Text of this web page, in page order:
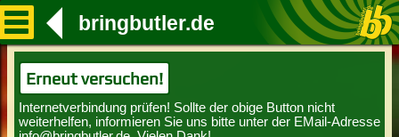
bringbutler.de
Erneut versuchen!